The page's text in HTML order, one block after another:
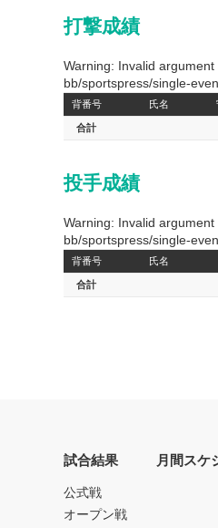
打撃成績
Warning: Invalid
bb/sportspress/single-
背番号 氏名
合計
投手成績
Warning: Invalid
bb/sportspress/single-
背番号 氏名
合計
試合結果
公式戦
オープン戦
月間スケ